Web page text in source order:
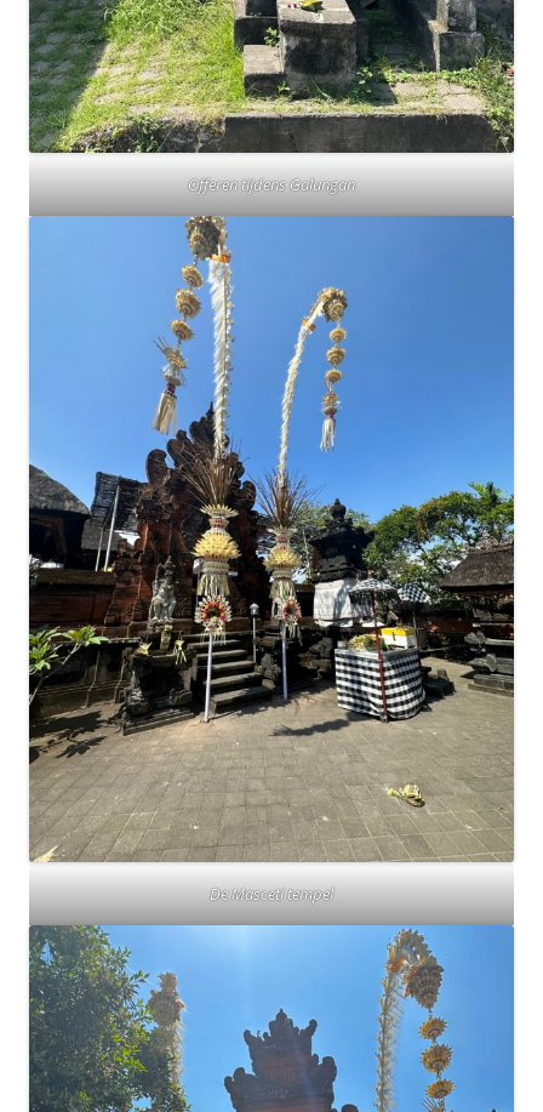
Offeren tijdens Galungan
De Masceti tempel